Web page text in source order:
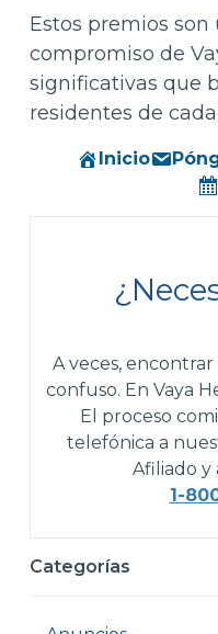
Estos premios
compromiso de
significativas que
residentes de
Inicio
A veces,
confuso. En Vaya
El proceso
telefónica a
Afiliado y
1-
Categorías